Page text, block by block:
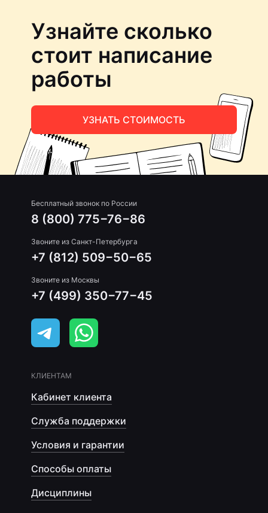
Узнайте сколько
стоит написание
работы
УЗНАТЬ СТОИМОСТЬ
Бесплатный звонок по России
8 (800) 775−76−86
Звоните из Санкт-Петербурга
+7 (812) 509−50−65
Звоните из Москвы
+7 (499) 350−77−45
КЛИЕНТАМ
Кабинет клиента
Служба поддержки
Условия и гарантии
Способы оплаты
Дисциплины